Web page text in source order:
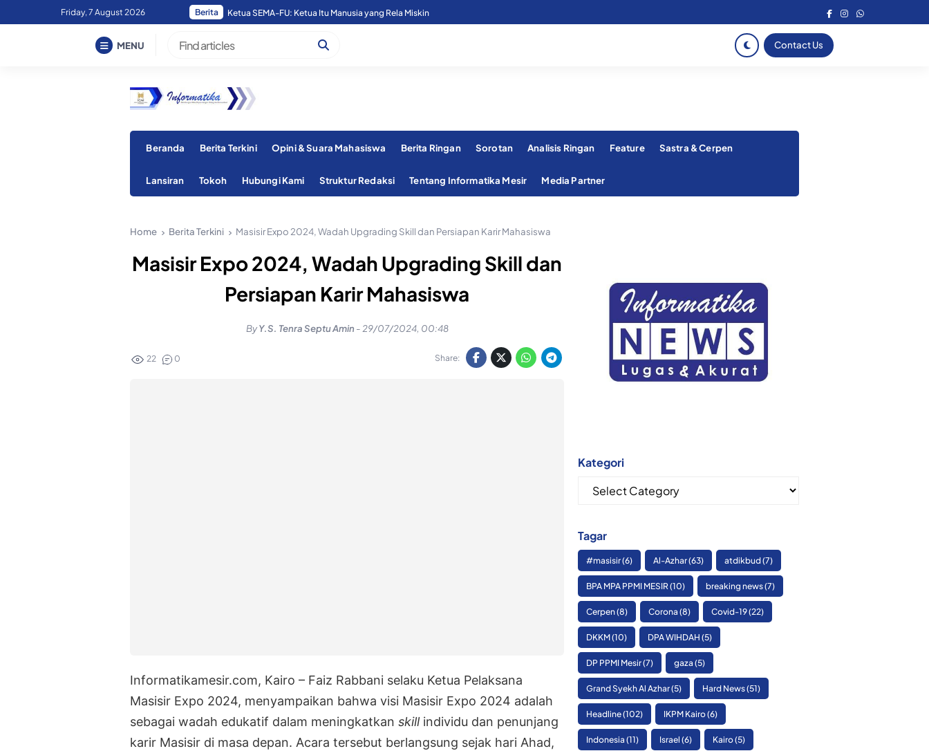
to
Friday, 7 August 2026 Berita Ketua SEMA-FU: Ketua Itu Manusia yang Rela Miskin
MENU Contact Us
Beranda Berita Terkini Opini & Suara Mahasiswa Berita Ringan Sorotan Analisis Ringan Feature Sastra & Cerpen
Lansiran Tokoh Hubungi Kami Struktur Redaksi Tentang Informatika Mesir Media Partner
Home Berita Terkini Masisir Expo 2024, Wadah Upgrading Skill dan Persiapan Karir Mahasiswa
Masisir Expo 2024, Wadah Upgrading Skill dan
Persiapan Karir Mahasiswa
By Y.S. Tenra Septu Amin - 29/07/2024, 00:48
22 0 Share:
Informatikamesir.com, Kairo – Faiz Rabbani selaku Ketua Pelaksana
Masisir Expo 2024, menyampaikan bahwa visi Masisir Expo 2024 adalah
sebagai wadah edukatif dalam meningkatkan skillindividu dan penunjang
karir Masisir di masa depan. Acara tersebut berlangsung sejak hari Ahad,
Kategori
Kategori
Tagar
#masisir(6) Al-Azhar(63) atdikbud(7)
BPA MPA PPMI MESIR(10) breaking news(7)
Cerpen(8) Corona (8) Covid-19(22)
DKKM(10) DPA WIHDAH (5)
DP PPMI Mesir(7) gaza (5)
Grand Syekh Al Azhar(5) Hard News(51)
Headline(102) IKPM Kairo(6)
Indonesia (11) Israel (6) Kairo(5)